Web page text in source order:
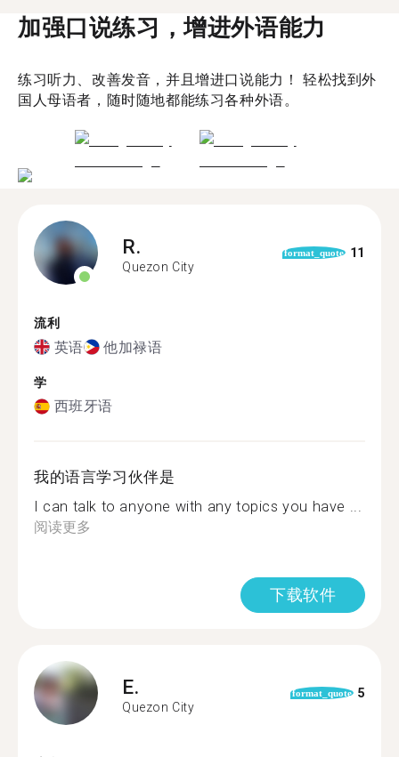
加强口说练习，增进外语能力
练习听力、改善发音，并且增进口说能力！ 轻松找到外
国人母语者，随时随地都能练习各种外语。
R.
Quezon City
format_quote 11
流利
英语 他加禄语
学
西班牙语
我的语言学习伙伴是
I can talk to anyone with any topics you have ...
阅读更多
下载软件
E.
Quezon City
format_quote 5